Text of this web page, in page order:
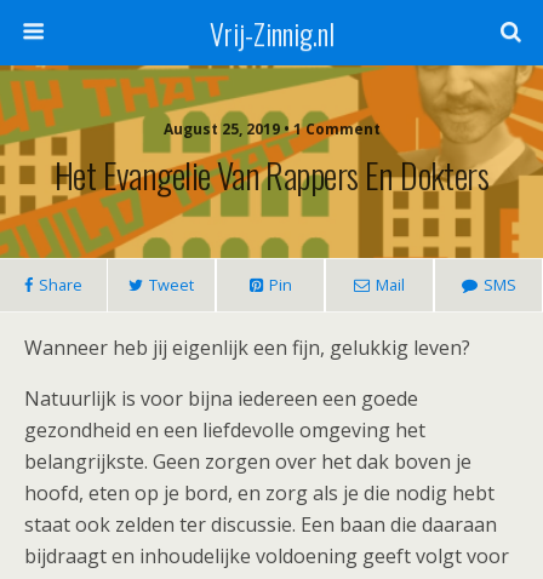
Vrij-Zinnig.nl
August 25, 2019 • 1 Comment
Het Evangelie Van Rappers En Dokters
Share Tweet Pin Mail SMS
Wanneer heb jij eigenlijk een fijn, gelukkig leven?
Natuurlijk is voor bijna iedereen een goede
gezondheid en een liefdevolle omgeving het
belangrijkste. Geen zorgen over het dak boven je
hoofd, eten op je bord, en zorg als je die nodig hebt
staat ook zelden ter discussie. Een baan die daaraan
bijdraagt en inhoudelijke voldoening geeft volgt voor